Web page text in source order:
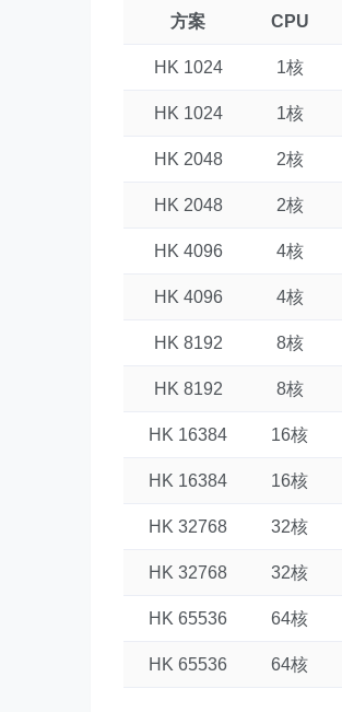
方案 CPU
HK 1024 1核
HK 1024 1核
HK 2048 2核
HK 2048 2核
HK 4096 4核
HK 4096 4核
HK 8192 8核
HK 8192 8核
HK 16384 16核
HK 16384 16核
HK 32768 32核
HK 32768 32核
HK 65536 64核
HK 65536 64核